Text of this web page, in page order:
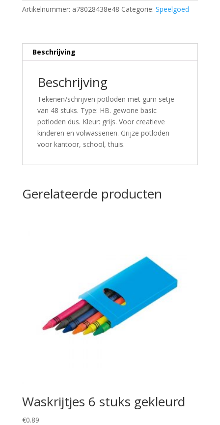
Artikelnummer: a78028438e48 Categorie: Speelgoed
Beschrijving
Beschrijving
Tekenen/schrijven potloden met gum setje
van 48 stuks. Type: HB. gewone basic
potloden dus. Kleur: grijs. Voor creatieve
kinderen en volwassenen. Grijze potloden
voor kantoor, school, thuis.
Gerelateerde producten
Waskrijtjes 6 stuks gekleurd
€0.89